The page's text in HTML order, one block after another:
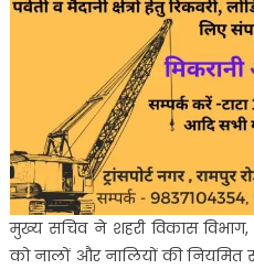
मुख्य सचिव ने शहरी विकास
को नालों और नालियों की नियमित